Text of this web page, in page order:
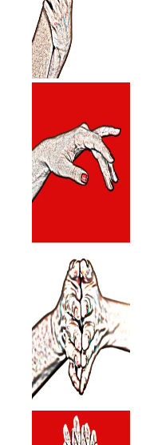
hände-07
limitierte edition
hände-05